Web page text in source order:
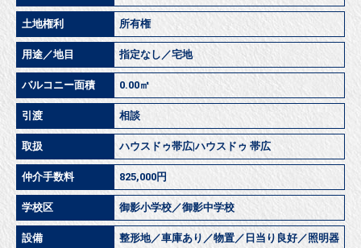
土地権利 所有権
用途／地目 指定なし／宅地
バルコニー面積 0.00㎡
引渡 相談
取扱 ハウスドゥ帯広|ハウスドゥ 帯広
仲介手数料 825,000円
学校区 御影小学校／御影中学校
設備 整形地／車庫あり／物置／日当り良好／照明器